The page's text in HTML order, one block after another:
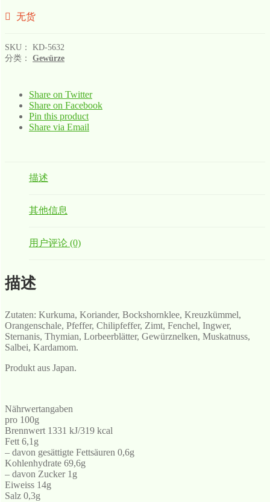
无货
SKU： KD-5632
分类： Gewürze
Share on Twitter
Share on Facebook
Pin this product
Share via Email
描述
其他信息
用户评论 (0)
描述
Zutaten: Kurkuma, Koriander, Bockshornklee, Kreuzkümmel,
Orangenschale, Pfeffer, Chilipfeffer, Zimt, Fenchel, Ingwer,
Sternanis, Thymian, Lorbeerblätter, Gewürznelken, Muskatnuss,
Salbei, Kardamom.
Produkt aus Japan.
Nährwertangaben
pro 100g
Brennwert 1331 kJ/319 kcal
Fett 6,1g
– davon gesättigte Fettsäuren 0,6g
Kohlenhydrate 69,6g
– davon Zucker 1g
Eiweiss 14g
Salz 0,3g